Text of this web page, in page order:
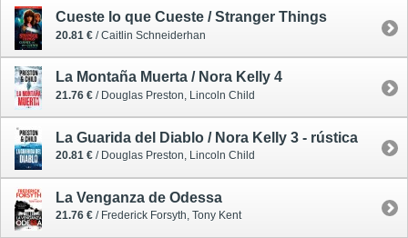
Cueste lo que Cueste / Stranger Things
20.81 € / Caitlin Schneiderhan
La Montaña Muerta / Nora Kelly 4
21.76 € / Douglas Preston, Lincoln Child
La Guarida del Diablo / Nora Kelly 3 - rústica
20.81 € / Douglas Preston, Lincoln Child
La Venganza de Odessa
21.76 € / Frederick Forsyth, Tony Kent